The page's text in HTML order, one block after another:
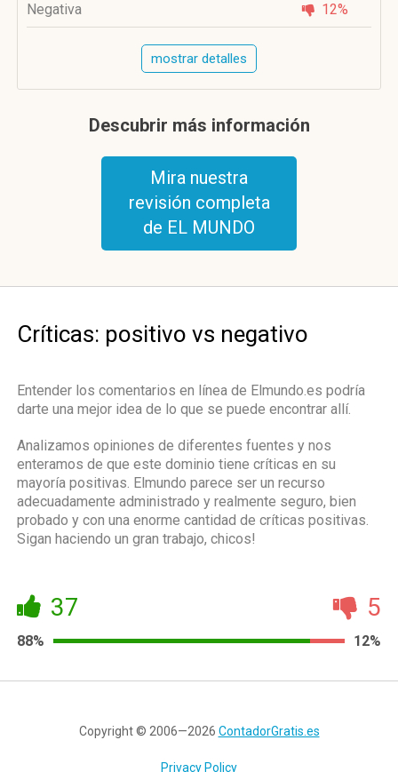
Negativa 12%
mostrar detalles
Descubrir más información
Mira nuestra
revisión completa
de EL MUNDO
Críticas: positivo vs negativo
Entender los comentarios en línea de Elmundo.es podría
darte una mejor idea de lo que se puede encontrar allí.
Analizamos opiniones de diferentes fuentes y nos
enteramos de que este dominio tiene críticas en su
mayoría positivas. Elmundo parece ser un recurso
adecuadamente administrado y realmente seguro, bien
probado y con una enorme cantidad de críticas positivas.
Sigan haciendo un gran trabajo, chicos!
37
88% 12%
5
Copyright © 2006—2026 ContadorGratis.es
Privacy Policy